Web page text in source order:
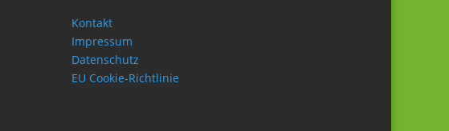
Kontakt
Impressum
Datenschutz
EU Cookie-Richtlinie